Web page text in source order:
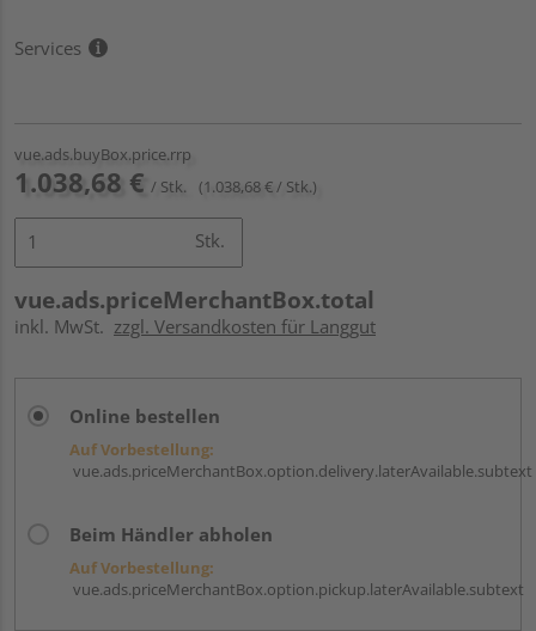
Services
vue.ads.buyBox.price.rrp
1.038,68 € / Stk. (1.038,68 € / Stk.)
Stk.
vue.ads.priceMerchantBox.total
inkl. MwSt. zzgl. Versandkosten für Langgut
Online bestellen
Auf Vorbestellung:
vue.ads.priceMerchantBox.option.delivery.laterAvailable.subtext
Beim Händler abholen
Auf Vorbestellung:
vue.ads.priceMerchantBox.option.pickup.laterAvailable.subtext